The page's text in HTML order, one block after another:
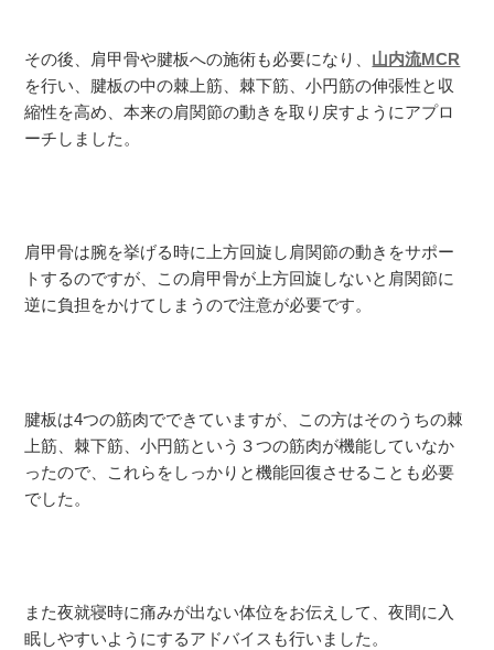
その後、肩甲骨や腱板への施術も必要になり、 山内流MCR
を行い、腱板の中の棘上筋、棘下筋、小円筋の伸張性と収
縮性を高め、本来の肩関節の動きを取り戻すようにアプロ
ーチしました。
肩甲骨は腕を挙げる時に上方回旋し肩関節の動きをサポー
トするのですが、この肩甲骨が上方回旋しないと肩関節に
逆に負担をかけてしまうので注意が必要です。
腱板は4つの筋肉でできていますが、この方はそのうちの棘
上筋、棘下筋、小円筋という３つの筋肉が機能していなか
ったので、これらをしっかりと機能回復させることも必要
でした。
また夜就寝時に痛みが出ない体位をお伝えして、夜間に入
眠しやすいようにするアドバイスも行いました。